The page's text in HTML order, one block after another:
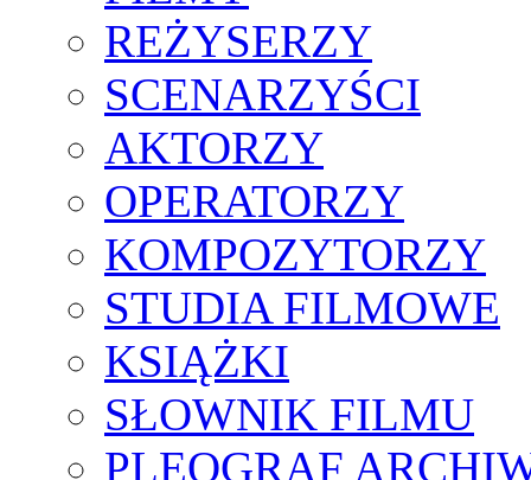
REŻYSERZY
SCENARZYŚCI
AKTORZY
OPERATORZY
KOMPOZYTORZY
STUDIA FILMOWE
KSIĄŻKI
SŁOWNIK FILMU
PLEOGRAF